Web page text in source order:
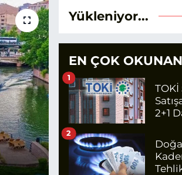
Yükleniyor...
EN ÇOK
2+1
1
2